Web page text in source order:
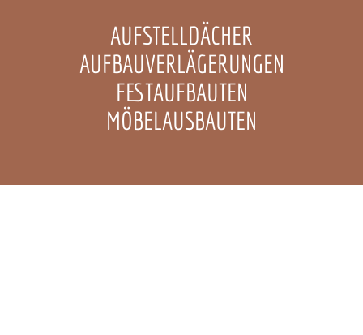
AUFSTELLDÄCHER
AUFBAUVERLÄGERUNGEN
FESTAUFBAUTEN
MÖBELAUSBAUTEN